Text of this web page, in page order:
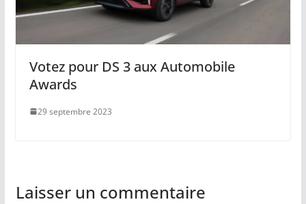
Votez pour DS 3 aux Automobile
Awards
29 septembre 2023
Laisser un commentaire